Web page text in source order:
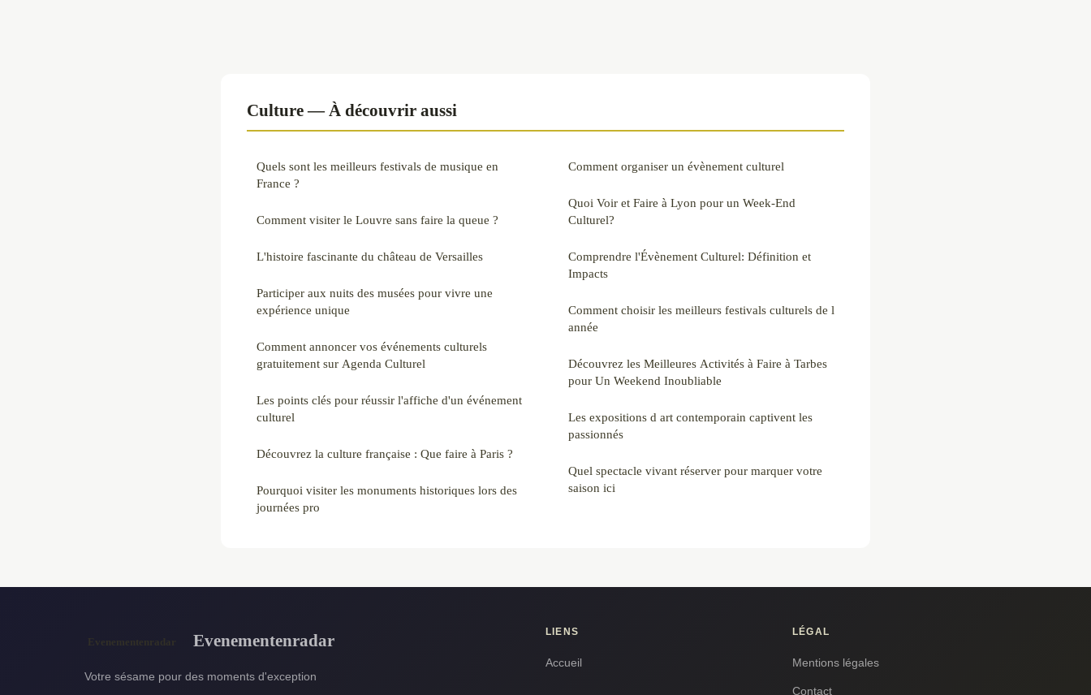
Culture — À découvrir aussi
Quels sont les meilleurs festivals de musique en
France ?
Comment visiter le Louvre sans faire la queue ?
L'histoire fascinante du château de Versailles
Participer aux nuits des musées pour vivre une
expérience unique
Comment annoncer vos événements culturels
gratuitement sur Agenda Culturel
Les points clés pour réussir l'affiche d'un événement
culturel
Découvrez la culture française : Que faire à Paris ?
Pourquoi visiter les monuments historiques lors des
journées pro
Comment organiser un évènement culturel
Quoi Voir et Faire à Lyon pour un Week-End
Culturel?
Comprendre l'Évènement Culturel: Définition et
Impacts
Comment choisir les meilleurs festivals culturels de l
année
Découvrez les Meilleures Activités à Faire à Tarbes
pour Un Weekend Inoubliable
Les expositions d art contemporain captivent les
passionnés
Quel spectacle vivant réserver pour marquer votre
saison ici
Evenementenradar
Votre sésame pour des moments d'exception
LIENS
Accueil
LÉGAL
Mentions légales
Contact